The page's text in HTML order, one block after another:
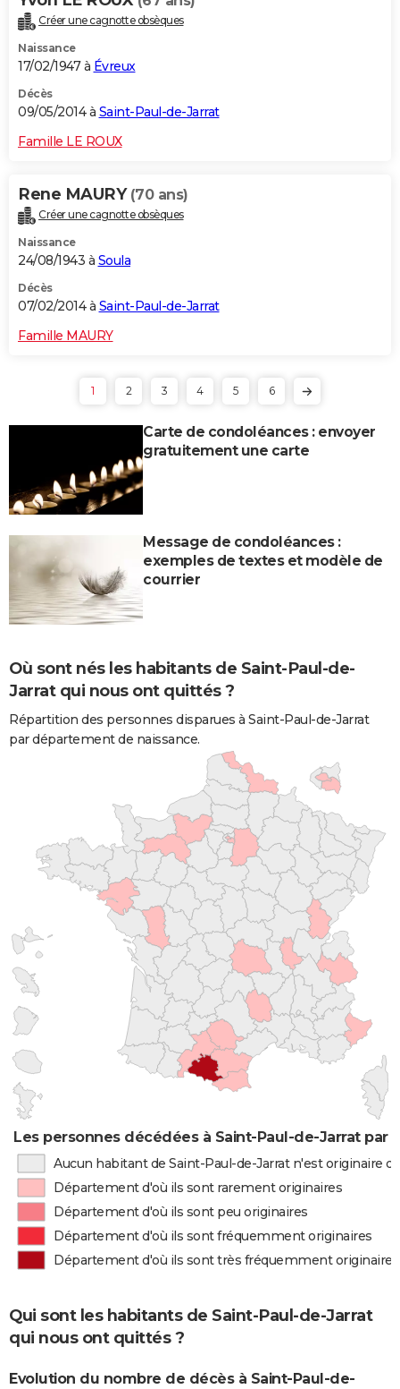
Créer une cagnotte obsèques
Naissance
17/02/1947 à Évreux
Décès
09/05/2014 à Saint-Paul-de-Jarrat
Famille LE ROUX
Rene MAURY (70 ans)
Créer une cagnotte obsèques
Naissance
24/08/1943 à Soula
Décès
07/02/2014 à Saint-Paul-de-Jarrat
Famille MAURY
1 2 3 4 5 6
Carte de condoléances : envoyer
gratuitement une carte
Message de condoléances :
exemples de textes et modèle de
courrier
Où sont nés les habitants de Saint-Paul-de-
Jarrat qui nous ont quittés ?
Répartition des personnes disparues à Saint-Paul-de-Jarrat
par département de naissance.
Les personnes décédées à Saint-Paul-de-Jarrat par
Aucun habitant de Saint-Paul-de-Jarrat n'est originaire
Département d'où ils sont rarement originaires
Département d'où ils sont peu originaires
Département d'où ils sont fréquemment originaires
Département d'où ils sont très fréquemment originaires
Qui sont les habitants de Saint-Paul-de-Jarrat
qui nous ont quittés ?
Evolution du nombre de décès à Saint-Paul-de-